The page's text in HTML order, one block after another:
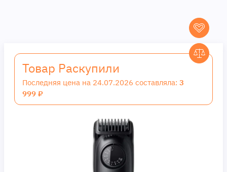
Товар Раскупили
Последняя цена на 24.07.2026 составляла: 3
999 ₽